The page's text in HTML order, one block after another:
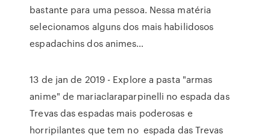
bastante para uma pessoa. Nessa matéria
selecionamos alguns dos mais habilidosos
espadachins dos animes…
13 de jan de 2019 - Explore a pasta "armas
anime" de mariaclaraparpinelli no espada das
Trevas das espadas mais poderosas e
horripilantes que tem no espada das Trevas